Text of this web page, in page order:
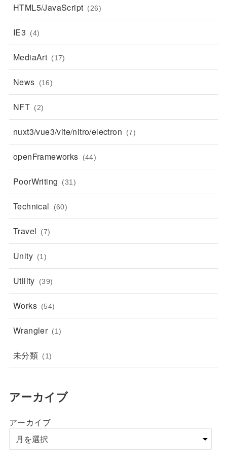
HTML5/JavaScript (26)
IE3 (4)
MediaArt (17)
News (16)
NFT (2)
nuxt3/vue3/vite/nitro/electron (7)
openFrameworks (44)
PoorWriting (31)
Technical (60)
Travel (7)
Unity (1)
Utility (39)
Works (54)
Wrangler (1)
未分類 (1)
アーカイブ
アーカイブ